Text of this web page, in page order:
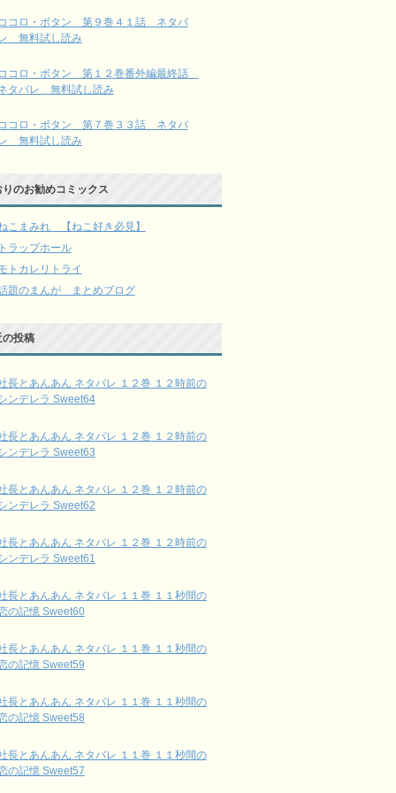
コロ・ボタン 第９巻４１話 ネタバ
無料試し読み
コロ・ボタン 第１２巻番外編最終話
タバレ 無料試し読み
コロ・ボタン 第７巻３３話 ネタバ
無料試し読み
りのお勧めコミックス
こまみれ 【ねこ好き必見】
ラップホール
トカレリトライ
題のまんが まとめブログ
の投稿
長とあんあん ネタバレ １２巻 １２時前の
ンデレラ Sweet64
長とあんあん ネタバレ １２巻 １２時前の
ンデレラ Sweet63
長とあんあん ネタバレ １２巻 １２時前の
ンデレラ Sweet62
長とあんあん ネタバレ １２巻 １２時前の
ンデレラ Sweet61
長とあんあん ネタバレ １１巻 １１秒間の
の記憶 Sweet60
長とあんあん ネタバレ １１巻 １１秒間の
の記憶 Sweet59
長とあんあん ネタバレ １１巻 １１秒間の
の記憶 Sweet58
長とあんあん ネタバレ １１巻 １１秒間の
の記憶 Sweet57